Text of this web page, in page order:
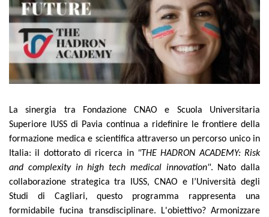
La sinergia tra Fondazione CNAO e Scuola Universitaria
Superiore IUSS di Pavia continua a ridefinire le frontiere della
formazione medica e scientifica attraverso un percorso unico in
Italia: il dottorato di ricerca in "THE HADRON ACADEMY: Risk
and complexity in high tech medical innovation". Nato dalla
collaborazione strategica tra IUSS, CNAO e l’Università degli
Studi di Cagliari, questo programma rappresenta una
formidabile fucina transdisciplinare. L'obiettivo? Armonizzare